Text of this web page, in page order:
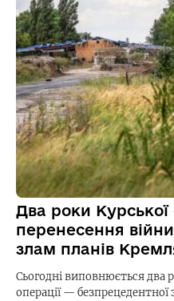
Два роки Курської
перенесення
злам планів
Сьогодні виповнюється два
операції —